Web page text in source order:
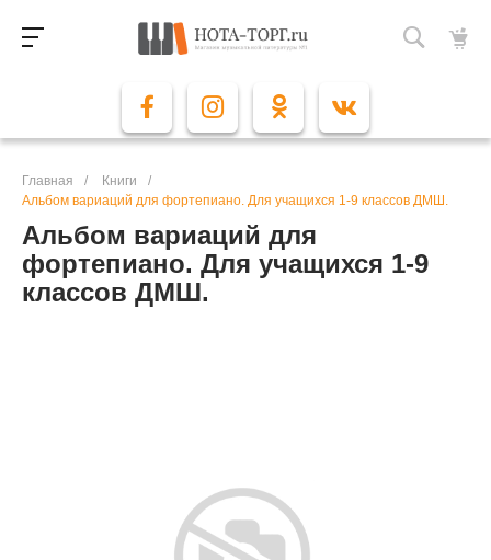
Главная / Книги
/
Альбом вариаций для фортепиано. Для учащихся 1-9 классов ДМШ.
Альбом вариаций для
фортепиано. Для учащихся 1-9
классов ДМШ.